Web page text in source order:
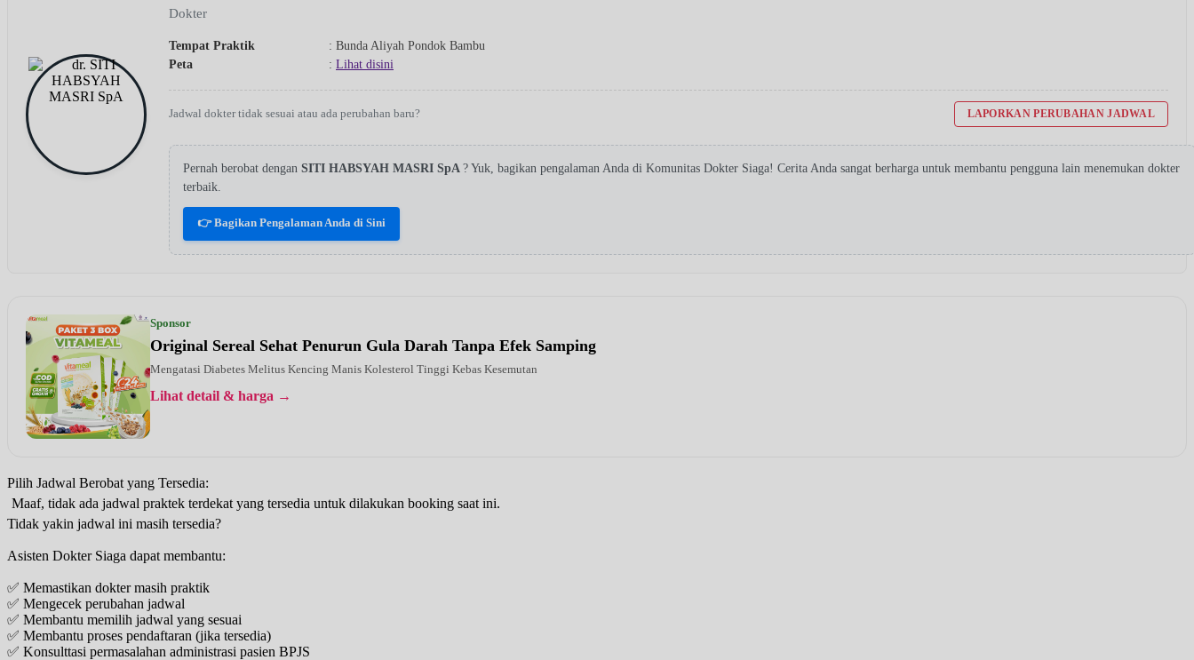
Dokter
Tempat Praktik
: Bunda Aliyah Pondok Bambu
Peta
: Lihat disini
Jadwal dokter tidak sesuai atau ada perubahan baru? LAPORKAN PERUBAHAN JADWAL
Pernah berobat dengan SITI HABSYAH MASRI SpA ? Yuk, bagikan pengalaman Anda di Komunitas Dokter Siaga! Cerita Anda sangat berharga untuk membantu pengguna lain menemukan dokter
terbaik.
👉 Bagikan Pengalaman Anda di Sini
Sponsor
Original Sereal Sehat Penurun Gula Darah Tanpa Efek Samping
Mengatasi Diabetes Melitus Kencing Manis Kolesterol Tinggi Kebas Kesemutan
Lihat detail & harga →
Pilih Jadwal Berobat yang Tersedia:
Maaf, tidak ada jadwal praktek terdekat yang tersedia untuk dilakukan booking saat ini.
Tidak yakin jadwal ini masih tersedia?
Asisten Dokter Siaga dapat membantu:
✅ Memastikan dokter masih praktik
✅ Mengecek perubahan jadwal
✅ Membantu memilih jadwal yang sesuai
✅ Membantu proses pendaftaran (jika tersedia)
✅ Konsulttasi permasalahan administrasi pasien BPJS